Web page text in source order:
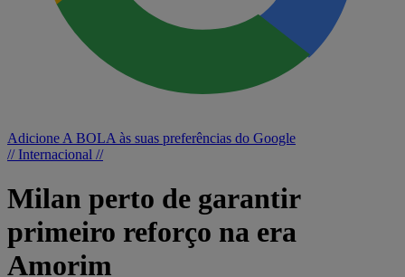
Adicione A BOLA às suas preferências do Google
// Internacional //
Milan perto de garantir
primeiro reforço na era
Amorim